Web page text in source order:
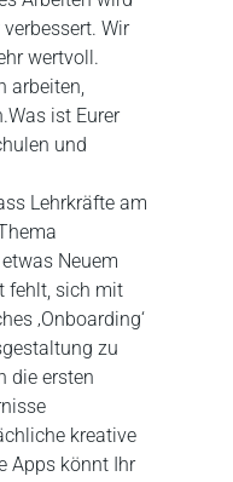
Wir
wertvoll.
arbeiten,
ist Eurer
und
Lehrkräfte am
Neuem
fehlt, sich mit
‚Onboarding‘
zu
die ersten
kreative
Apps könnt Ihr